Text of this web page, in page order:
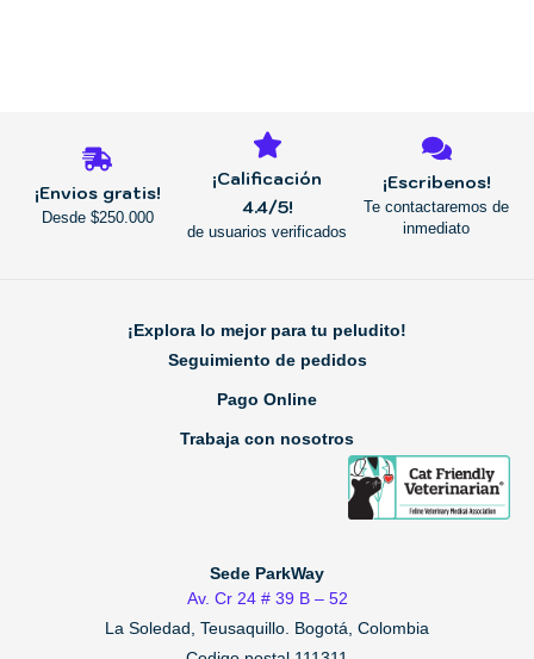
¡Envios gratis!
Desde $250.000
¡Calificación
4.4/5!
de usuarios verificados
¡Escribenos!
Te contactaremos de
inmediato
¡Explora lo mejor para tu peludito!
Seguimiento de pedidos
Pago Online
Trabaja con nosotros
Sede ParkWay
Av. Cr 24 # 39 B – 52
La Soledad, Teusaquillo. Bogotá, Colombia